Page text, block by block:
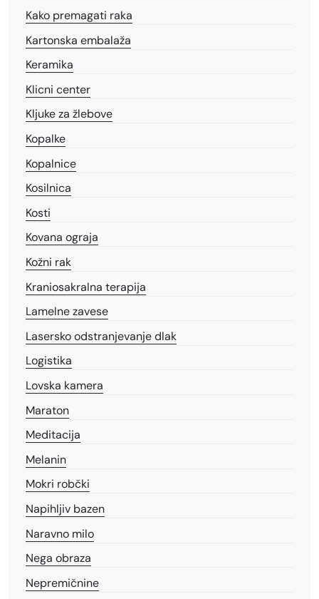
Kako premagati raka
Kartonska embalaža
Keramika
Klicni center
Kljuke za žlebove
Kopalke
Kopalnice
Kosilnica
Kosti
Kovana ograja
Kožni rak
Kraniosakralna terapija
Lamelne zavese
Lasersko odstranjevanje dlak
Logistika
Lovska kamera
Maraton
Meditacija
Melanin
Mokri robčki
Napihljiv bazen
Naravno milo
Nega obraza
Nepremičnine